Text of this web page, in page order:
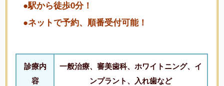
●駅から徒歩0分！
●ネットで予約、順番受付可能！
診療内
容
一般治療、審美歯科、ホワイトニング、イ
ンプラント、入れ歯など